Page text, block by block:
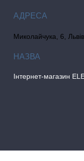
Миколайчука, 6,
Інтернет-магазин